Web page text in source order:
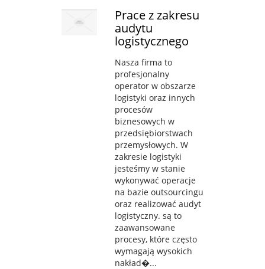
Prace z zakresu
audytu
logistycznego
Nasza firma to
profesjonalny
operator w obszarze
logistyki oraz innych
procesów
biznesowych w
przedsiębiorstwach
przemysłowych. W
zakresie logistyki
jesteśmy w stanie
wykonywać operacje
na bazie outsourcingu
oraz realizować audyt
logistyczny. są to
zaawansowane
procesy, które często
wymagają wysokich
nakład�...